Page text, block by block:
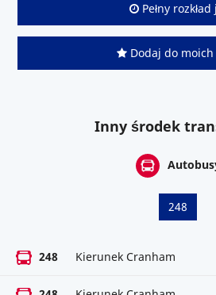
Pełny
Dodaj do
Inny środek
248
248 Kierunek Cranham